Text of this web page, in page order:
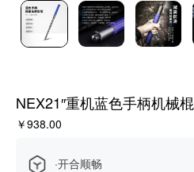
NEX21″重机蓝色手柄机械棍
￥938.00
·开合顺畅